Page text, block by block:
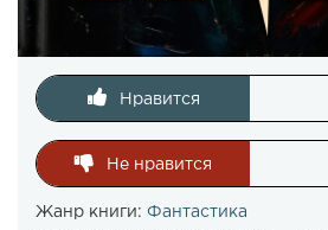
Нравится
Не нравится
Жанр книги: Фантастика